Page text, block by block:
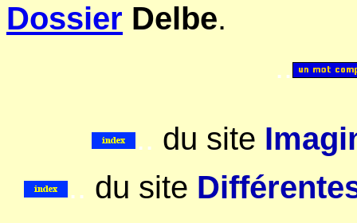
Dossier Delbe.
..
.. du site
.. du site